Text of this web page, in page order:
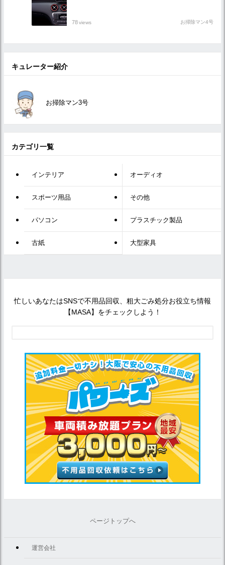
78views お掃除マン4号
キュレーター紹介
お掃除マン3号
カテゴリ一覧
インテリア オーディオ
スポーツ用品 その他
パソコン プラスチック製品
古紙 大型家具
忙しいあなたはSNSで不用品回収、粗大ごみ処分お役立ち情報
【MASA】をチェックしよう！
ページトップへ
運営会社